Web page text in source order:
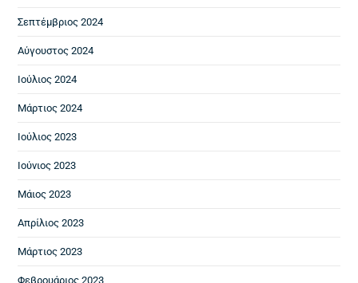
Σεπτέμβριος 2024
Αύγουστος 2024
Ιούλιος 2024
Μάρτιος 2024
Ιούλιος 2023
Ιούνιος 2023
Μάιος 2023
Απρίλιος 2023
Μάρτιος 2023
Φεβρουάριος 2023